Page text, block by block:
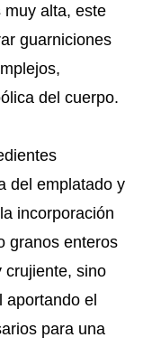
muy alta, este
guarniciones
del cuerpo.
del emplatado y
incorporación
granos enteros
crujiente, sino
aportando el
para una